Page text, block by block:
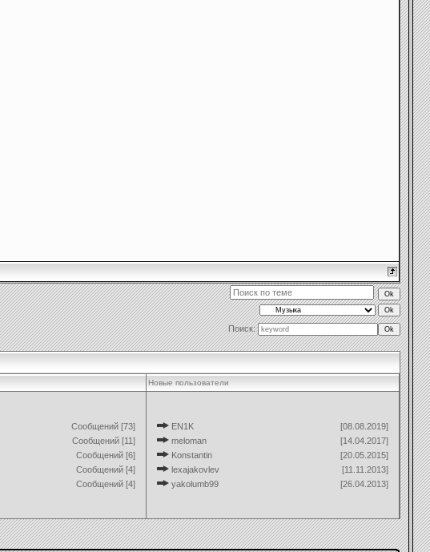
Поиск:
Новые пользователи
Сообщений [73]
Сообщений [11]
Сообщений [6]
Сообщений [4]
Сообщений [4]
EN1K
[08.08.2019]
meloman
[14.04.2017]
Konstantin
[20.05.2015]
lexajakovlev
[11.11.2013]
yakolumb99
[26.04.2013]